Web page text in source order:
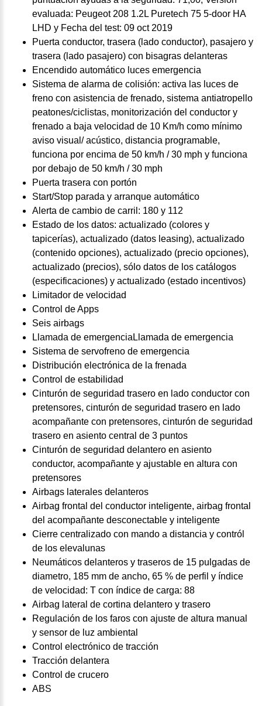
evaluada: Peugeot 208 1.2L Puretech 75 5-door HA
LHD y Fecha del test: 09 oct 2019
Puerta conductor, trasera (lado conductor), pasajero y
trasera (lado pasajero) con bisagras delanteras
Encendido automático luces emergencia
Sistema de alarma de colisión: activa las luces de
freno con asistencia de frenado, sistema antiatropello
peatones/ciclistas, monitorización del conductor y
frenado a baja velocidad de 10 Km/h como mínimo
aviso visual/ acústico, distancia programable,
funciona por encima de 50 km/h / 30 mph y funciona
por debajo de 50 km/h / 30 mph
Puerta trasera con portón
Start/Stop parada y arranque automático
Alerta de cambio de carril: 180 y 112
Estado de los datos: actualizado (colores y
tapicerías), actualizado (datos leasing), actualizado
(contenido opciones), actualizado (precio opciones),
actualizado (precios), sólo datos de los catálogos
(especificaciones) y actualizado (estado incentivos)
Limitador de velocidad
Control de Apps
Seis airbags
Llamada de emergenciaLlamada de emergencia
Sistema de servofreno de emergencia
Distribución electrónica de la frenada
Control de estabilidad
Cinturón de seguridad trasero en lado conductor con
pretensores, cinturón de seguridad trasero en lado
acompañante con pretensores, cinturón de seguridad
trasero en asiento central de 3 puntos
Cinturón de seguridad delantero en asiento
conductor, acompañante y ajustable en altura con
pretensores
Airbags laterales delanteros
Airbag frontal del conductor inteligente, airbag frontal
del acompañante desconectable y inteligente
Cierre centralizado con mando a distancia y contról
de los elevalunas
Neumáticos delanteros y traseros de 15 pulgadas de
diametro, 185 mm de ancho, 65 % de perfil y índice
de velocidad: T con índice de carga: 88
Airbag lateral de cortina delantero y trasero
Regulación de los faros con ajuste de altura manual
y sensor de luz ambiental
Control electrónico de tracción
Tracción delantera
Control de crucero
ABS